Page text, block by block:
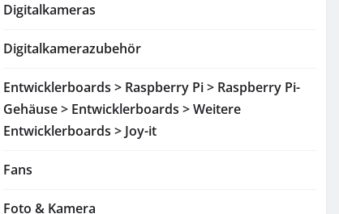
Digitalkameras
Digitalkamerazubehör
Entwicklerboards > Raspberry Pi > Raspberry Pi-
Gehäuse > Entwicklerboards > Weitere
Entwicklerboards > Joy-it
Fans
Foto & Kamera